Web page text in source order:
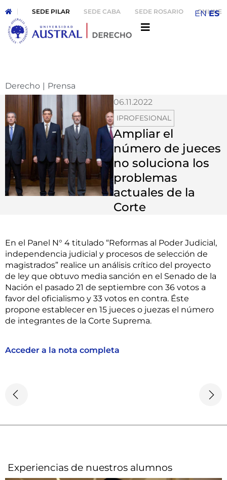
SEDE PILAR SEDE CABA SEDE ROSARIO ONLINE
Derecho | Prensa
06.11.2022
IPROFESIONAL
Ampliar el
número de jueces
no soluciona los
problemas
actuales de la
Corte
En el Panel N° 4 titulado “Reformas al Poder Judicial,
independencia judicial y procesos de selección de
magistrados” realice un análisis crítico del proyecto
de ley que obtuvo media sanción en el Senado de la
Nación el pasado 21 de septiembre con 36 votos a
favor del oficialismo y 33 votos en contra. Éste
propone establecer en 15 jueces o juezas el número
de integrantes de la Corte Suprema.
Acceder a la nota completa
Experiencias de nuestros alumnos​
EN ES